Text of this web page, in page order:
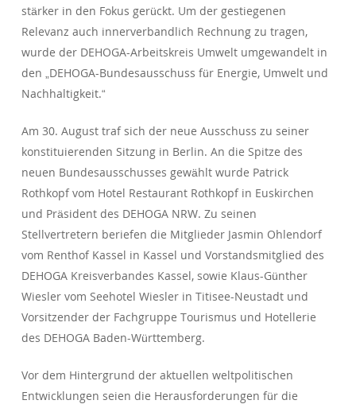
stärker in den Fokus gerückt. Um der gestiegenen
Relevanz auch innerverbandlich Rechnung zu tragen,
wurde der DEHOGA-Arbeitskreis Umwelt umgewandelt in
den „DEHOGA-Bundesausschuss für Energie, Umwelt und
Nachhaltigkeit.“
Am 30. August traf sich der neue Ausschuss zu seiner
konstituierenden Sitzung in Berlin. An die Spitze des
neuen Bundesausschusses gewählt wurde Patrick
Rothkopf vom Hotel Restaurant Rothkopf in Euskirchen
und Präsident des DEHOGA NRW. Zu seinen
Stellvertretern beriefen die Mitglieder Jasmin Ohlendorf
vom Renthof Kassel in Kassel und Vorstandsmitglied des
DEHOGA Kreisverbandes Kassel, sowie Klaus-Günther
Wiesler vom Seehotel Wiesler in Titisee-Neustadt und
Vorsitzender der Fachgruppe Tourismus und Hotellerie
des DEHOGA Baden-Württemberg.
Vor dem Hintergrund der aktuellen weltpolitischen
Entwicklungen seien die Herausforderungen für die